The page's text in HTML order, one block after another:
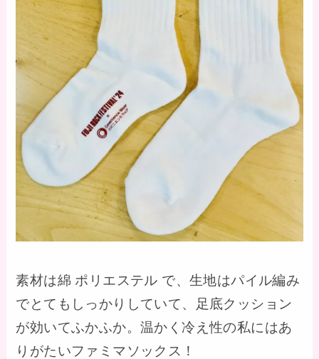
素材は綿 ポリエステル で、生地はパイル編み
でとてもしっかりしていて、足底クッション
が効いてふかふか。温かく冷え性の私にはあ
りがたいファミマソックス！